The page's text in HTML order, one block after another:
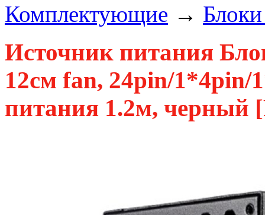
Комплектующие →
Источник питания
12см fan, 24pin/1*4pin/
питания 1.2м, черный